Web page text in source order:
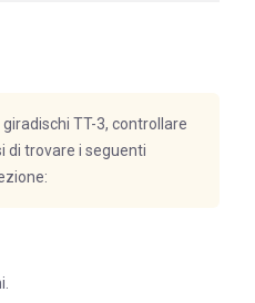
TT-3, controllare
di trovare i seguenti